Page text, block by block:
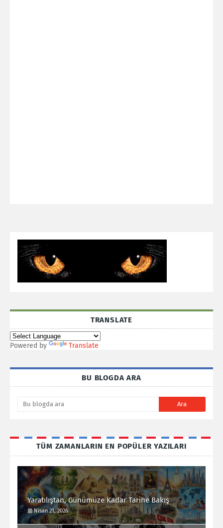
TRANSLATE
Powered by Translate
BU BLOGDA ARA
TÜM ZAMANLARIN EN POPÜLER YAZILARI
Yaratılıştan, Günümüze Kadar Tarihe Bakış
Nisan 21, 2026